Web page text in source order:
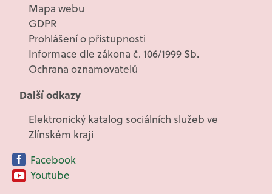
Mapa webu
GDPR
Prohlášení o přístupnosti
Informace dle zákona č. 106/1999 Sb.
Ochrana oznamovatelů
Další odkazy
Elektronický katalog sociálních služeb ve
Zlínském kraji
Facebook
Youtube